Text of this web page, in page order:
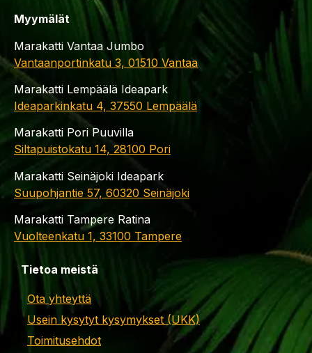
Myymälät
Marakatti Vantaa Jumbo
Vantaanportinkatu 3, 01510 Vantaa
Marakatti Lempäälä Ideapark
Ideaparkinkatu 4, 37550 Lempäälä
Marakatti Pori Puuvilla
Siltapuistokatu 14, 28100 Pori
Marakatti Seinäjoki Ideapark
Suupohjantie 57, 60320 Seinäjoki
Marakatti Tampere Ratina
Vuolteenkatu 1, 33100 Tampere
Tietoa meistä
Ota yhteyttä
Usein kysytyt kysymykset (UKK)
Toimitusehdot